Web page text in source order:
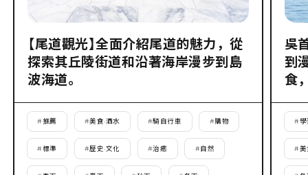
【尾道觀光】全面介紹尾道的魅力，從
探索其丘陵街道和沿著海岸漫步到島
波海道。
#推薦 #美食·酒水 #騎自行車 #購物
#標準 #歷史·文化 #治癒 #自然
吳
到
食
# 學
#美